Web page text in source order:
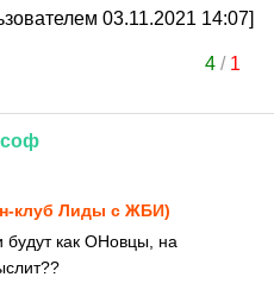
03.11.2021 14:07]
4/ 1
клуб Лиды с ЖБИ)
будут как ОНовцы, на